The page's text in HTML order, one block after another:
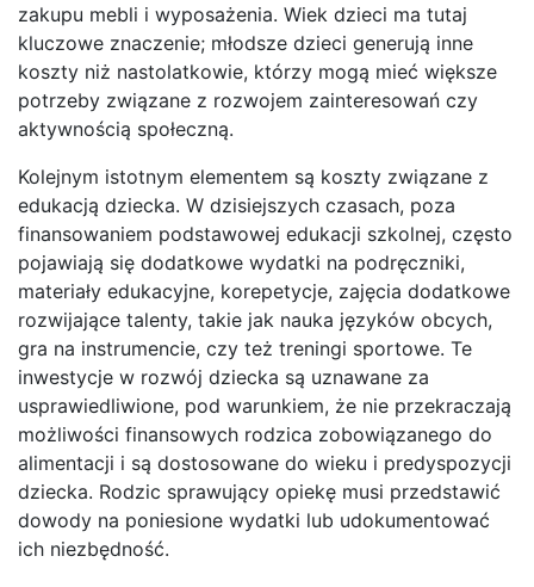
zakupu mebli i wyposażenia. Wiek dzieci ma tutaj
kluczowe znaczenie; młodsze dzieci generują inne
koszty niż nastolatkowie, którzy mogą mieć większe
potrzeby związane z rozwojem zainteresowań czy
aktywnością społeczną.
Kolejnym istotnym elementem są koszty związane z
edukacją dziecka. W dzisiejszych czasach, poza
finansowaniem podstawowej edukacji szkolnej, często
pojawiają się dodatkowe wydatki na podręczniki,
materiały edukacyjne, korepetycje, zajęcia dodatkowe
rozwijające talenty, takie jak nauka języków obcych,
gra na instrumencie, czy też treningi sportowe. Te
inwestycje w rozwój dziecka są uznawane za
usprawiedliwione, pod warunkiem, że nie przekraczają
możliwości finansowych rodzica zobowiązanego do
alimentacji i są dostosowane do wieku i predyspozycji
dziecka. Rodzic sprawujący opiekę musi przedstawić
dowody na poniesione wydatki lub udokumentować
ich niezbędność.